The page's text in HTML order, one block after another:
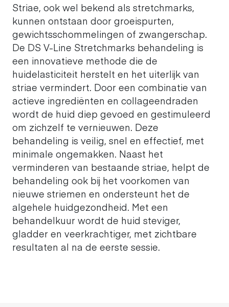
Striae, ook wel bekend als stretchmarks,
kunnen ontstaan door groeispurten,
gewichtsschommelingen of zwangerschap.
De DS V-Line Stretchmarks behandeling is
een innovatieve methode die de
huidelasticiteit herstelt en het uiterlijk van
striae vermindert. Door een combinatie van
actieve ingrediënten en collageendraden
wordt de huid diep gevoed en gestimuleerd
om zichzelf te vernieuwen. Deze
behandeling is veilig, snel en effectief, met
minimale ongemakken. Naast het
verminderen van bestaande striae, helpt de
behandeling ook bij het voorkomen van
nieuwe striemen en ondersteunt het de
algehele huidgezondheid. Met een
behandelkuur wordt de huid steviger,
gladder en veerkrachtiger, met zichtbare
resultaten al na de eerste sessie.